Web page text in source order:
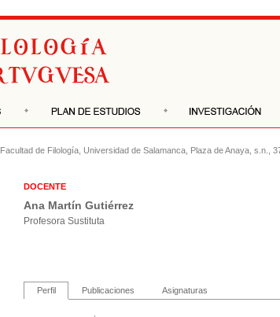
Facultad de Filología Universidad de Salamanca , Plaza de Anaya, s.n.,
DOCENTE
Ana Martín Gutiérrez
Profesora Sustituta
Perfil Publicaciones Asignaturas